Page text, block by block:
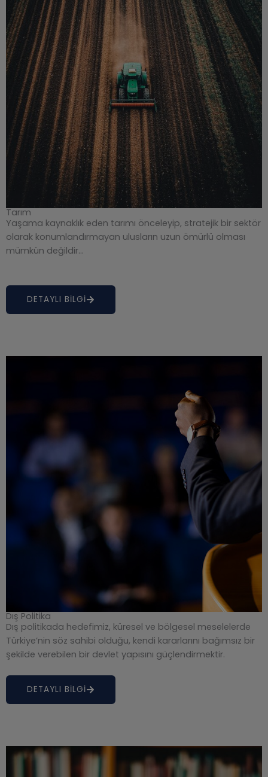
Tarım
Yaşama kaynaklık eden tarımı önceleyip, stratejik bir sektör
olarak konumlandırmayan ulusların uzun ömürlü olması
mümkün değildir…
DETAYLI BİLGİ
Dış Politika
Dış politikada hedefimiz, küresel ve bölgesel meselelerde
Türkiye’nin söz sahibi olduğu, kendi kararlarını bağımsız bir
şekilde verebilen bir devlet yapısını güçlendirmektir.
DETAYLI BİLGİ